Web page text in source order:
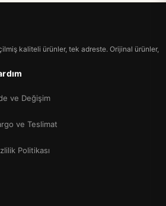
kaliteli ürünler, tek adreste. Orijinal ürünler,
ve Değişim
ve Teslimat
Politikası